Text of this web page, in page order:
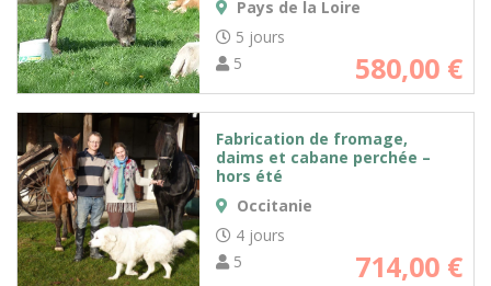
Pays de la Loire
5 jours
5
580,00 €
Fabrication de fromage,
daims et cabane perchée –
hors été
Occitanie
4 jours
5
714,00 €